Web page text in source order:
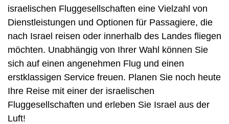
israelischen Fluggesellschaften eine Vielzahl von
Dienstleistungen und Optionen für Passagiere, die
nach Israel reisen oder innerhalb des Landes fliegen
möchten. Unabhängig von Ihrer Wahl können Sie
sich auf einen angenehmen Flug und einen
erstklassigen Service freuen. Planen Sie noch heute
Ihre Reise mit einer der israelischen
Fluggesellschaften und erleben Sie Israel aus der
Luft!